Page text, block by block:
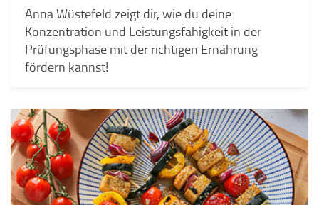
Anna Wüstefeld zeigt dir, wie du deine
Konzentration und Leistungsfähigkeit in der
Prüfungsphase mit der richtigen Ernährung
fördern kannst!